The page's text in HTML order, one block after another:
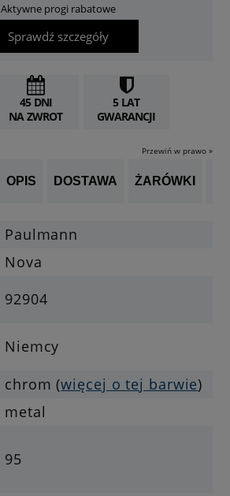
Aktywne progi rabatowe
Sprawdź szczegóły
45 DNI
NA ZWROT
5 LAT
GWARANCJI
Przewiń w prawo »
OPIS DOSTAWA ŻARÓWKI
Paulmann
Nova
92904
Niemcy
chrom (więcej o tej barwie)
metal
95